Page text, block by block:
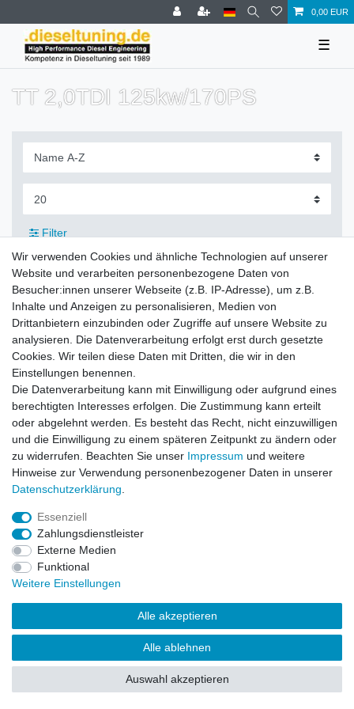
0,00 EUR
☰
TT 2,0TDI 125kw/170PS
Filter
Zahlung und Versand
Daten­schutz­erklärung
Barrierefreiheitserklärung Widerrufs­recht
Vertrag widerrufen
© Copyright 2026 | Alle Rechte vorbehalten.
Wir verwenden Cookies und ähnliche Technologien auf unserer
Website und verarbeiten personenbezogene Daten von
Besucher:innen unserer Webseite (z.B. IP-Adresse), um z.B.
Inhalte und Anzeigen zu personalisieren, Medien von
Drittanbietern einzubinden oder Zugriffe auf unsere Website zu
analysieren. Die Datenverarbeitung erfolgt erst durch gesetzte
Cookies. Wir teilen diese Daten mit Dritten, die wir in den
Einstellungen benennen.
Die Datenverarbeitung kann mit Einwilligung oder aufgrund eines
berechtigten Interesses erfolgen. Die Zustimmung kann erteilt
oder abgelehnt werden. Es besteht das Recht, nicht einzuwilligen
und die Einwilligung zu einem späteren Zeitpunkt zu ändern oder
zu widerrufen. Beachten Sie unser Impressum und weitere
Hinweise zur Verwendung personenbezogener Daten in unserer
Daten­schutz­erklärung
Essenziell
Zahlungsdienstleister
Externe Medien
Funktional
Weitere Einstellungen
Alle akzeptieren
Alle ablehnen
Auswahl akzeptieren